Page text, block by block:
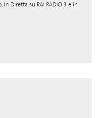
Diretta su RAI RADIO 3 e in